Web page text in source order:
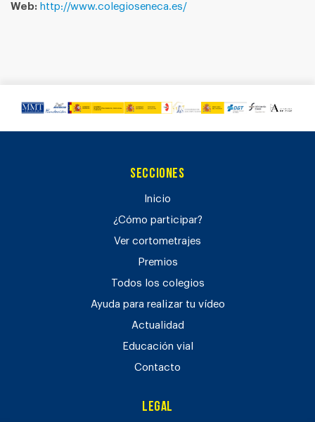
Web: http://www.colegioseneca.es/
Secciones
Inicio
¿Cómo participar?
Ver cortometrajes
Premios
Todos los colegios
Ayuda para realizar tu vídeo
Actualidad
Educación vial
Contacto
Legal